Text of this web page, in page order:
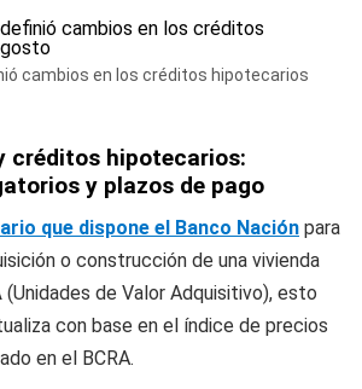
cambios en los créditos hipotecarios
créditos hipotecarios:
y plazos de pago
que dispone el Banco Nación para
o construcción de una vivienda
(Unidades de Valor Adquisitivo), esto
con base en el índice de precios
en el BCRA.